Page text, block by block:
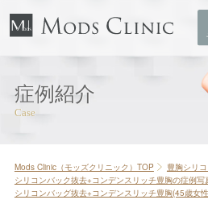
症例紹介
Mods Clinic（モッズクリニック）TOP
豊胸シリ
シリコンバック抜去+コンデンスリッチ豊胸の症例写
シリコンバッグ抜去+コンデンスリッチ豊胸(45歳女